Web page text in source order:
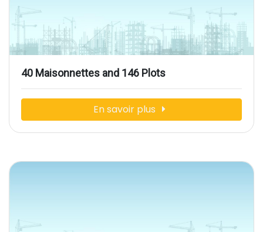
40 Maisonnettes and 146 Plots
En savoir plus